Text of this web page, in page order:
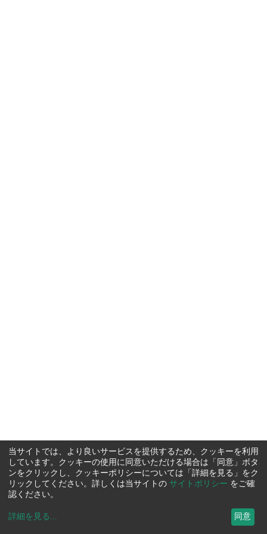
当サイトでは、より良いサービスを提供するため、クッキーを利用
しています。クッキーの使用に同意いただける場合は「同意」ボタ
ンをクリックし、クッキーポリシーについては「詳細を見る」をク
リックしてください。詳しくは当サイトの サイトポリシー をご確
認ください。
詳細を見る ... 同意